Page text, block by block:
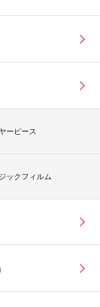
ーピース
ックフィルム